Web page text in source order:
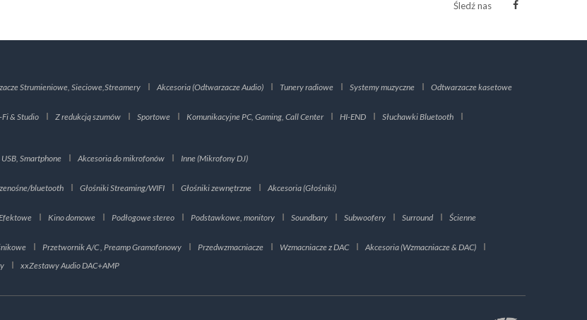
Śledź nas
Strumieniowe, Sieciowe,Streamery Akcesoria (Odtwarzacze Audio) Tunery radiowe Systemy muzyczne Odtwarzacze kasetowe
& Studio Z redukcją szumów Sportowe Komunikacyjne PC, Gaming, Call Center HI-END
Słuchawki Bluetooth
Smartphone Akcesoria do mikrofonów Inne (Mikrofony DJ)
bluetooth Głośniki Streaming/WIFI Głośniki zewnętrzne Akcesoria (Głośniki)
Kino domowe Podłogowe stereo Podstawkowe, monitory Soundbary Subwoofery Surround Ścienne
Przetwornik A/C , Preamp Gramofonowy Przedwzmacniacze Wzmacniacze z DAC
Akcesoria (Wzmacniacze & DAC)
xxZestawy Audio DAC+AMP